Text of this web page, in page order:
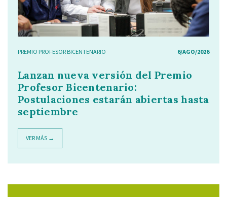
PREMIO PROFESOR BICENTENARIO 6/AGO/2026
Lanzan nueva versión del Premio
Profesor Bicentenario:
Postulaciones estarán abiertas hasta
septiembre
VER MÁS →